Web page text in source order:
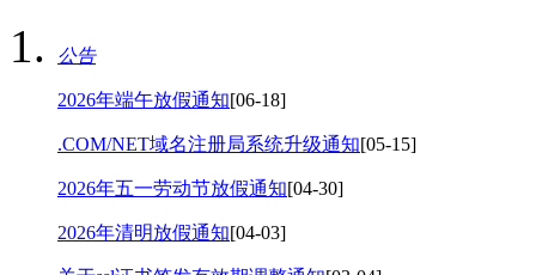
公告
2026年端午放假通知[06-18]
.COM/NET域名注册局系统升级通知[05-15]
2026年五一劳动节放假通知[04-30]
2026年清明放假通知[04-03]